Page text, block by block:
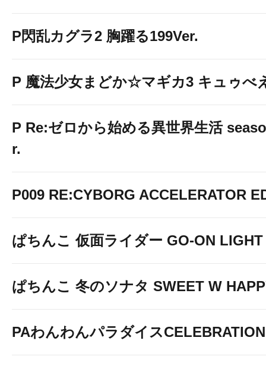
P閃乱カグラ2 胸躍る199Ver.
P 魔法少女まどか☆マギカ3 キュゥべ
P Re:ゼロから始める異世界生活
r.
P009 RE:CYBORG ACCELERATOR
ぱちんこ 仮面ライダー GO-ON LIGHT
ぱちんこ 冬のソナタ SWEET W
PAわんわんパラダイスCELEBRATION